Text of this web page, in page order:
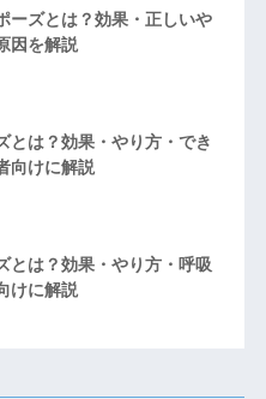
ーズとは？効果・正しいや
因を解説
とは？効果・やり方・でき
向けに解説
とは？効果・やり方・呼吸
けに解説